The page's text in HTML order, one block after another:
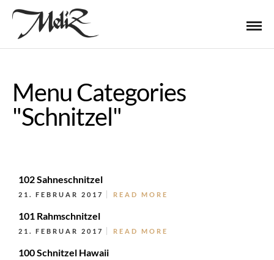
Menu Categories
"Schnitzel"
102 Sahneschnitzel
21. FEBRUAR 2017 READ MORE
101 Rahmschnitzel
21. FEBRUAR 2017 READ MORE
100 Schnitzel Hawaii